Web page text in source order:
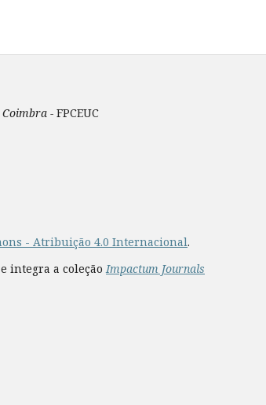
Coimbra - FPCEUC
- Atribuição 4.0 Internacional.
integra a coleçãoImpactum Journals